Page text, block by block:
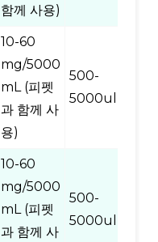
함께 사용)
10-60
mg/5000
mL (피펫
과 함께 사
용)
500-
5000ul
10-60
mg/5000
mL (피펫
과 함께 사
500-
5000ul